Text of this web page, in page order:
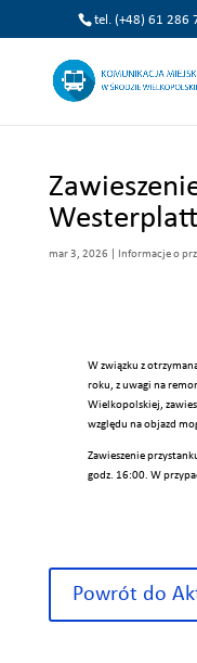
tel. (+48) 61 286
mar 3, 2026 Informacje o
W związku z
roku, z uwagi na
Wielkopolskiej,
względu na objazd
Zawieszenie
godz. 16:00. W
Powrót do